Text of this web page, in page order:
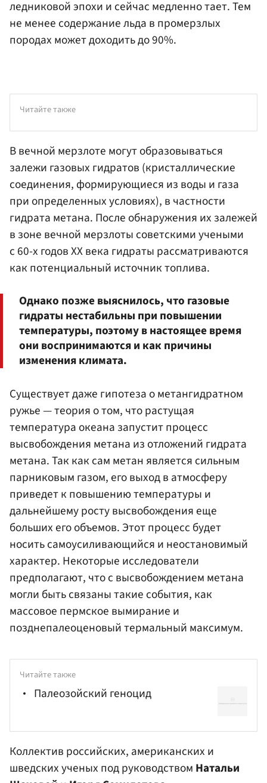
ледниковой эпохи и сейчас медленно тает. Тем
не менее содержание льда в промерзлых
породах может доходить до 90%.
Читайте также
В вечной мерзлоте могут образовываться
залежи газовых гидратов (кристаллические
соединения, формирующиеся из воды и газа
при определенных условиях), в частности
гидрата метана. После обнаружения их залежей
в зоне вечной мерзлоты советскими учеными
с 60-х годов ХХ века гидраты рассматриваются
как потенциальный источник топлива.
Однако позже выяснилось, что газовые
гидраты нестабильны при повышении
температуры, поэтому в настоящее время
они воспринимаются и как причины
изменения климата.
Существует даже гипотеза о метангидратном
ружье — теория о том, что растущая
температура океана запустит процесс
высвобождения метана из отложений гидрата
метана. Так как сам метан является сильным
парниковым газом, его выход в атмосферу
приведет к повышению температуры и
дальнейшему росту высвобождения еще
больших его объемов. Этот процесс будет
носить самоусиливающийся и неостановимый
характер. Некоторые исследователи
предполагают, что с высвобождением метана
могли быть связаны такие события, как
массовое пермское вымирание и
позднепалеоценовый термальный максимум.
Читайте также
Палеозойский геноцид
Коллектив российских, американских и
шведских ученых под руководством Натальи